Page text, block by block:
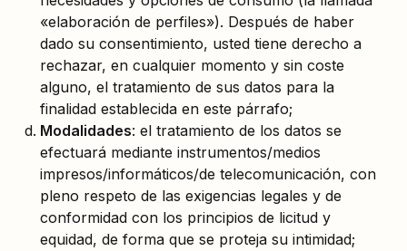
«elaboración de perfiles»). Después de haber
dado su consentimiento, usted tiene derecho a
rechazar, en cualquier momento y sin coste
alguno, el tratamiento de sus datos para la
finalidad establecida en este párrafo;
Modalidades: el tratamiento de los datos se
efectuará mediante instrumentos/medios
impresos/informáticos/de telecomunicación, con
pleno respeto de las exigencias legales y de
conformidad con los principios de licitud y
equidad, de forma que se proteja su intimidad;